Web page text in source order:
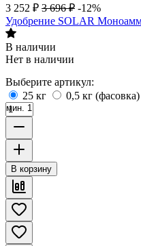
3 252 ₽ 3 696 ₽ -12%
Удобрение SOLAR
В наличии
Нет в наличии
Выберите артикул:
25 кг
0,5 кг (фасовка)
мин. 1
В корзину